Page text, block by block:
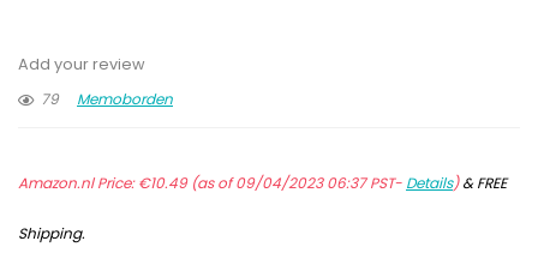
Add your review
79
Memoborden
Amazon.nl Price:€10.49(as of 09/04/2023 06:37 PST- Details)&FREE
Shipping.